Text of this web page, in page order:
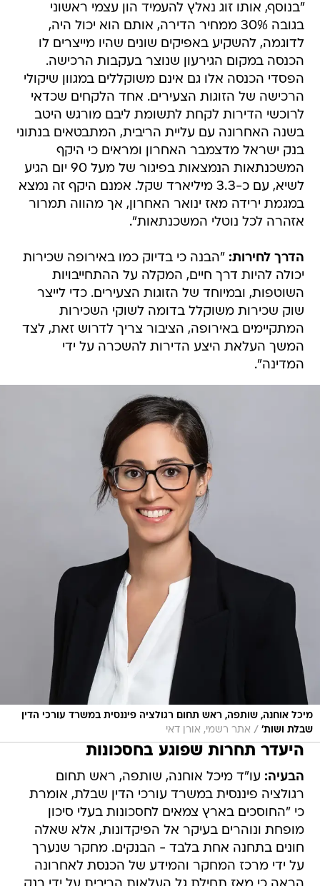
"בנוסף, אותו זוג נאלץ להעמיד הון עצמי ראשוני
בגובה 30% ממחיר הדירה, אותם הוא יכול היה,
לדוגמה, להשקיע באפיקים שונים שהיו מייצרים לו
הכנסה במקום הגירעון שנוצר בעקבות הרכישה.
הפסדי הכנסה אלו גם אינם משוקללים במגוון שיקולי
הרכישה של הזוגות הצעירים. אחד הלקחים שכדאי
לרוכשי הדירות לקחת לתשומת ליבם מורגש היטב
בשנה האחרונה עם עליית הריבית, המתבטאים בנתוני
בנק ישראל מדצמבר האחרון ומראים כי היקף
המשכנתאות הנמצאות בפיגור של מעל 90 יום הגיע
לשיא, עם כ-3.3 מיליארד שקל. אמנם היקף זה נמצא
במגמת ירידה מאז ינואר האחרון, אך מהווה תמרור
אזהרה לכל נוטלי המשכנתאות".
הדרך לחירות: "הבנה כי בדיוק כמו באירופה שכירות
יכולה להיות דרך חיים, המקלה על ההתחייבויות
השוטפות, ובמיוחד של הזוגות הצעירים. כדי לייצר
שוק שכירות משוקלל בדומה לשוקי השכירות
המתקיימים באירופה, הציבור צריך לדרוש זאת, לצד
המשך העלאת היצע הדירות להשכרה על ידי
המדינה".
מיכל אוחנה, שותפה, ראש תחום רגולציה פיננסית במשרד עורכי הדין
שבלת ושות' / אתר רשמי, אורן דאי
היעדר תחרות שפוגע בחסכונות
הבעיה: עו"ד מיכל אוחנה, שותפה, ראש תחום
רגולציה פיננסית במשרד עורכי הדין שבלת, אומרת
כי "החוסכים בארץ צמאים לחסכונות בעלי סיכון
מופחת ונוהרים בעיקר אל הפיקדונות, אלא שאלה
חונים בתחנה אחת בלבד - הבנקים. מחקר שנערך
על ידי מרכז המחקר והמידע של הכנסת לאחרונה